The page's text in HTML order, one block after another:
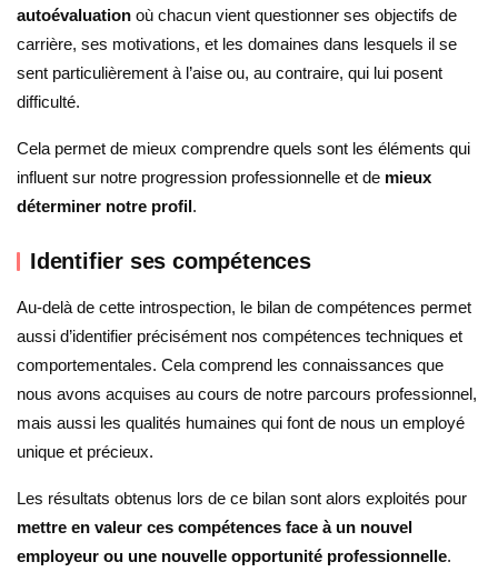
autoévaluation où chacun vient questionner ses objectifs de
carrière, ses motivations, et les domaines dans lesquels il se
sent particulièrement à l’aise ou, au contraire, qui lui posent
difficulté.
Cela permet de mieux comprendre quels sont les éléments qui
influent sur notre progression professionnelle et de mieux
déterminer notre profil.
Identifier ses compétences
Au-delà de cette introspection, le bilan de compétences permet
aussi d’identifier précisément nos compétences techniques et
comportementales. Cela comprend les connaissances que
nous avons acquises au cours de notre parcours professionnel,
mais aussi les qualités humaines qui font de nous un employé
unique et précieux.
Les résultats obtenus lors de ce bilan sont alors exploités pour
mettre en valeur ces compétences face à un nouvel
employeur ou une nouvelle opportunité professionnelle.